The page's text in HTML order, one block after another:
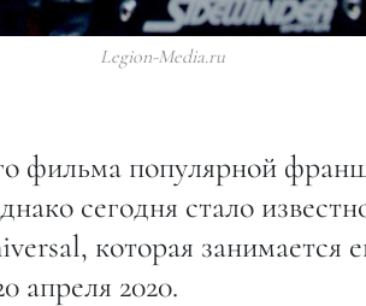
Legion-Media.ru
фильма популярной
сегодня стало
которая занимается
апреля 2020.